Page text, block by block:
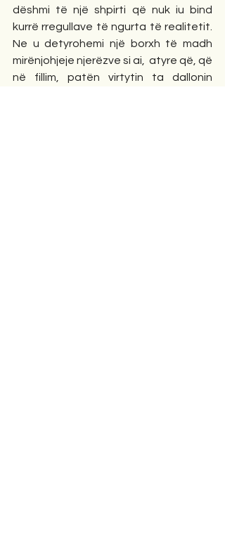
dëshmi të një shpirti që nuk iu bind
kurrë rregullave të ngurta të realitetit.
Ne u detyrohemi një borxh të madh
mirënjohjeje njerëzve si ai,  atyre që, që
në fillim, patën virtytin ta dallonin